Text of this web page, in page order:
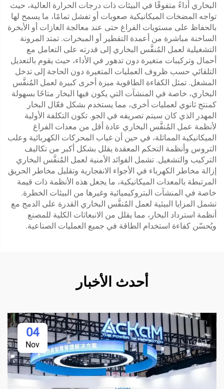
البخاري أداءً متفوقًا في البيئات ذات درجات الحرارة العالية، حيث
تواجه المضخات الميكانيكية صعوبات أو تفشل تمامًا، ما يسمح لها
بالحفاظ على مستويات الفراغ حتى عند معالجة الغازات أو الأبخرة
الساخنة مباشرة من أعمدة التقطير أو المبخرات. تمتد المرونة
التشغيلية لعمل المُنفَّس البخاري إلى قدرته على التعامل مع
أحمال وتركيبات متغيرة دون تدهور في الأداء، حيث يقوم بالتعديل
التلقائي حسب ظروف العمليات المتغيرة دون الحاجة إلى تدخل
المشغل. تمثل الكفاءة الطاقوية ميزة أخرى كبيرة لعمل المُنفَّس
البخاري، خاصة في المنشآت التي يكون فيها البخار متاحًا بسهولة
كمنتج ثانوي لعمليات أخرى، مما يستخدم بشكل فعّال البخار
المهدر الذي كان سيتم تصريفه في الجو. تكون التكلفة الأولية
لأنظمة عمل المُنفَّس البخاري عادة أقل من معدات الفراغ
الميكانيكية المماثلة، في حين أن غياب المحركات الكهربائية وعلب
التروس وأنظمة التحكم المعقدة يقلل بشكل أكبر من تكاليف
التركيب والتشغيل. تشمل الفوائد الأمنية لعمل المُنفَّس البخاري
إزالة مخاطر الكهرباء في الأجواء الانفجارية وتقليل مخاطر الحريق
المرتبطة بالمعدات الميكانيكية، ما يجعل هذه الأنظمة ذات قيمة
خاصة في المنشآت البتروكيميائية وغيرها من البيئات الخطرة.
تشمل المزايا البيئية لعمل المُنفَّس البخاري القدرة على الدمج مع
أنظمة استرداد البخار، مما يقلل من الانبعاثات الكلية للمصنع
ويُحسّن كفاءة استخدام الطاقة في جميع العمليات الصناعية.
أحدث الأخبار
04
Nov